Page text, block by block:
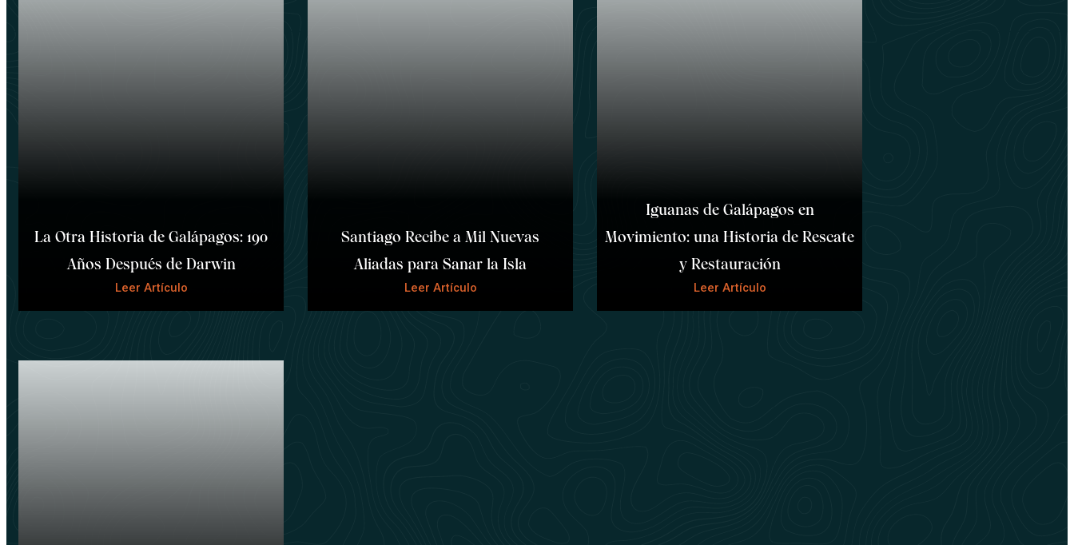
La Otra Historia de Galápagos: 190
Años Después de Darwin
Leer Artículo
Santiago Recibe a Mil Nuevas
Aliadas para Sanar la Isla
Leer Artículo
Iguanas de Galápagos en
Movimiento: una Historia de Rescate
y Restauración
Leer Artículo